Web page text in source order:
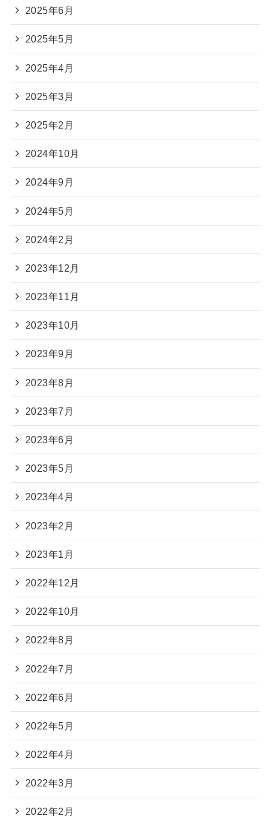
2025年6月
2025年5月
2025年4月
2025年3月
2025年2月
2024年10月
2024年9月
2024年5月
2024年2月
2023年12月
2023年11月
2023年10月
2023年9月
2023年8月
2023年7月
2023年6月
2023年5月
2023年4月
2023年2月
2023年1月
2022年12月
2022年10月
2022年8月
2022年7月
2022年6月
2022年5月
2022年4月
2022年3月
2022年2月